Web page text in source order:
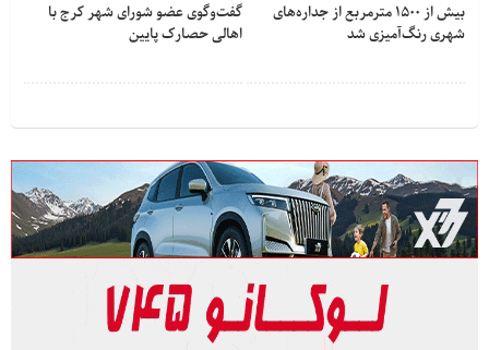
بیش از ۱۵۰۰ مترمربع از جداره‌های
شهری رنگ‌آمیزی شد
گفت‌وگوی عضو شورای شهر کرج با
اهالی حصارک پایین